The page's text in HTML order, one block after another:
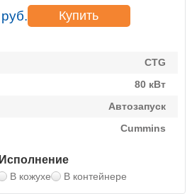
CTG
80 кВт
Автозапуск
Cummins
Исполнение
В кожухе В контейнере
руб. Купить